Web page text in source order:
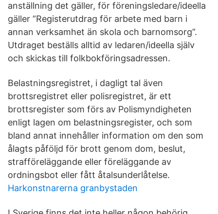
anställning det gäller, för föreningsledare/ideella
gäller ”Registerutdrag för arbete med barn i
annan verksamhet än skola och barnomsorg”.
Utdraget beställs alltid av ledaren/ideella själv
och skickas till folkbokföringsadressen.
Belastningsregistret, i dagligt tal även
brottsregistret eller polisregistret, är ett
brottsregister som förs av Polismyndigheten
enligt lagen om belastningsregister, och som
bland annat innehåller information om den som
ålagts påföljd för brott genom dom, beslut,
strafföreläggande eller föreläggande av
ordningsbot eller fått åtalsunderlåtelse.
Harkonstnarerna granbystaden